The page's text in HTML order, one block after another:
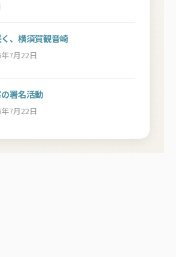
、横須賀観音崎
7月22日
署名活動
7月22日